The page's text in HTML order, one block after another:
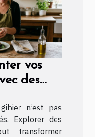
vos
des
n’est pas
Explorer des
transformer